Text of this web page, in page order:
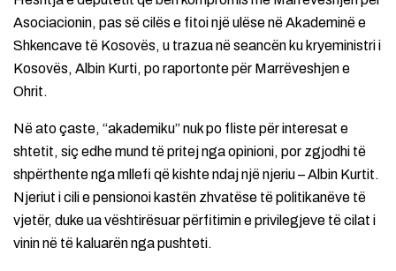
Asociacionin, pas së cilës e fitoi një ulëse në Akademinë e
Shkencave të Kosovës, u trazua në seancën ku kryeministri i
Kosovës, Albin Kurti, po raportonte për Marrëveshjen e
Ohrit.
Në ato çaste, “akademiku” nuk po fliste për interesat e
shtetit, siç edhe mund të pritej nga opinioni, por zgjodhi të
shpërthente nga mllefi që kishte ndaj një njeriu – Albin Kurtit.
Njeriut i cili e pensionoi kastën zhvatëse të politikanëve të
vjetër, duke ua vështirësuar përfitimin e privilegjeve të cilat i
vinin në të kaluarën nga pushteti.